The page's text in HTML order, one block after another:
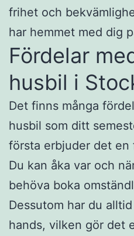
frihet och
har hemmet med dig
Fördelar
husbil i
Det finns många
husbil som ditt
första erbjuder det
Du kan åka var och
behöva boka
Dessutom har du
hands, vilken gör det